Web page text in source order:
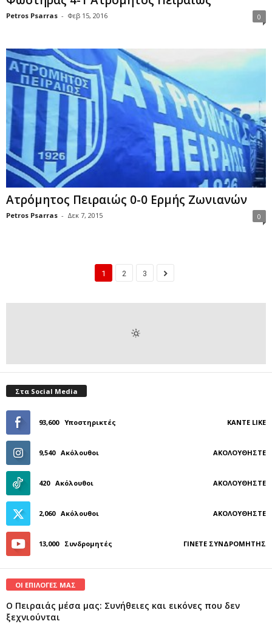
Petros Psarras - Φεβ 15, 2016 0
Ατρόμητος Πειραιώς 0-0 Ερμής Ζωνιανών
Petros Psarras - Δεκ 7, 2015 0
1 2 3
Στα Social Media
93,600 Υποστηρικτές ΚΆΝΤΕ LIKE
9,540 Ακόλουθοι ΑΚΟΛΟΥΘΉΣΤΕ
420 Ακόλουθοι ΑΚΟΛΟΥΘΉΣΤΕ
2,060 Ακόλουθοι ΑΚΟΛΟΥΘΉΣΤΕ
13,000 Συνδρομητές ΓΊΝΕΤΕ ΣΥΝΔΡΟΜΗΤΉΣ
ΟΙ ΕΠΙΛΟΓΕΣ ΜΑΣ
Ο Πειραιάς μέσα μας: Συνήθειες και εικόνες που δεν
ξεχνιούνται